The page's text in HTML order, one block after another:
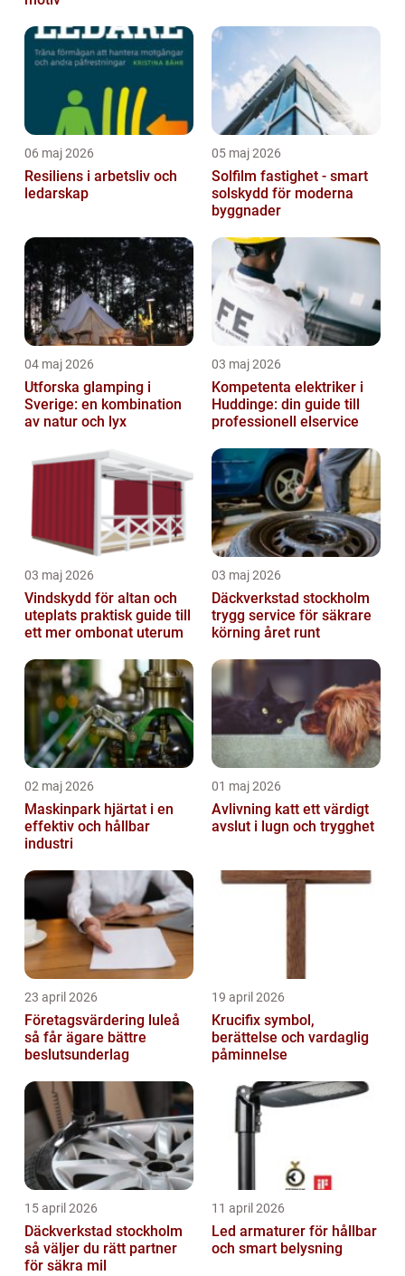
06 maj 2026
Resiliens i arbetsliv och
ledarskap
05 maj 2026
Solfilm fastighet - smart
solskydd för moderna
byggnader
04 maj 2026
Utforska glamping i
Sverige: en kombination
av natur och lyx
03 maj 2026
Kompetenta elektriker i
Huddinge: din guide till
professionell elservice
03 maj 2026
Vindskydd för altan och
uteplats praktisk guide till
ett mer ombonat uterum
03 maj 2026
Däckverkstad stockholm
trygg service för säkrare
körning året runt
02 maj 2026
Maskinpark hjärtat i en
effektiv och hållbar
industri
01 maj 2026
Avlivning katt ett värdigt
avslut i lugn och trygghet
23 april 2026
Företagsvärdering luleå
så får ägare bättre
beslutsunderlag
19 april 2026
Krucifix symbol,
berättelse och vardaglig
påminnelse
15 april 2026
Däckverkstad stockholm
så väljer du rätt partner
för säkra mil
11 april 2026
Led armaturer för hållbar
och smart belysning